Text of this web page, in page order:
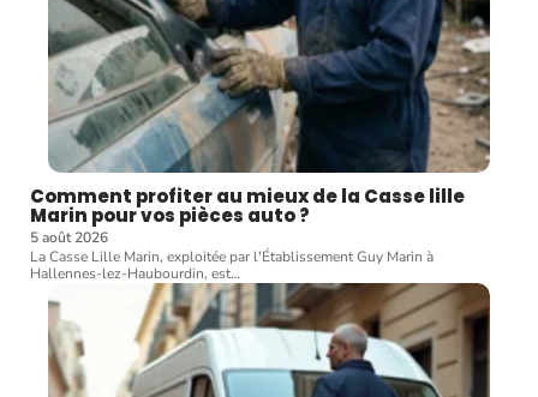
Comment profiter au mieux de la Casse lille
Marin pour vos pièces auto ?
5 août 2026
La Casse Lille Marin, exploitée par l'Établissement Guy Marin à
Hallennes-lez-Haubourdin, est…